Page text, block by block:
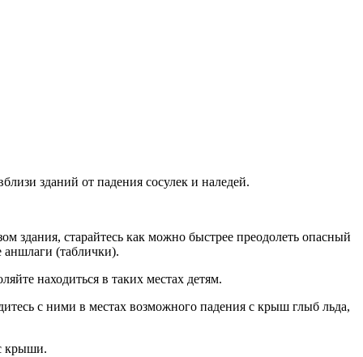
зданий от падения сосулек и наледей.
здания, старайтесь как можно быстрее преодолеть опасный
(таблички).
находиться в таких местах детям.
с ними в местах возможного падения с крыш глыб льда,
крыши.